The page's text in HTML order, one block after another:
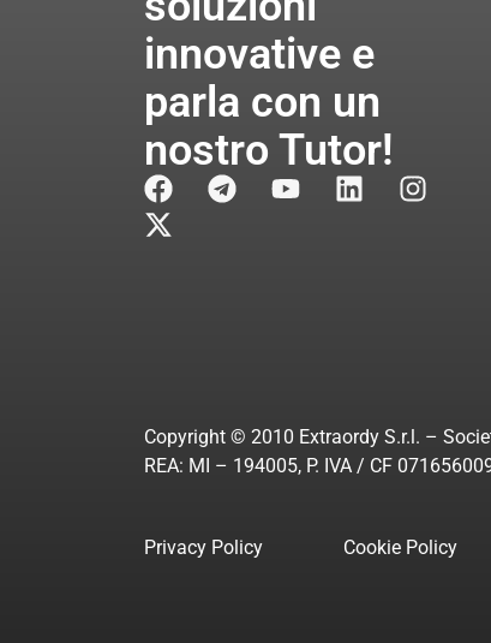
innovative e
parla con un
nostro Tutor!
Copyright © 2010 Extraordy S.r.l. –
REA: MI – 194005, P. IVA / CF
Privacy Policy Cookie Policy